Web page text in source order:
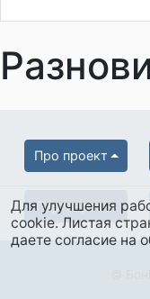
Про проект
Партнерам
©
Для улучшения
cookie. Листая
даете согласие на